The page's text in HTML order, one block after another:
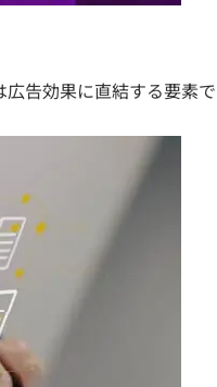
告効果に直結する要